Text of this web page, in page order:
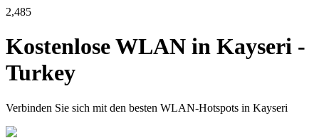
2,485
Kostenlose WLAN in Kayseri -
Turkey
Verbinden Sie sich mit den besten WLAN-Hotspots in Kayseri